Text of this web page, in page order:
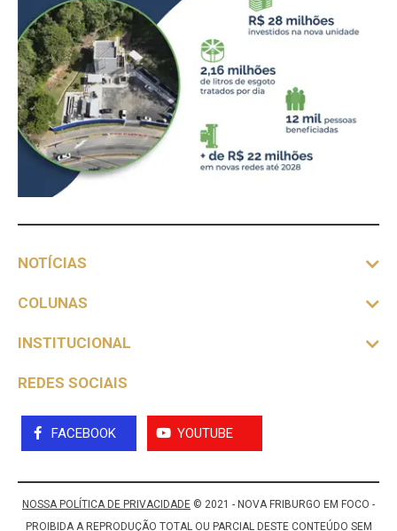
NOTÍCIAS
COLUNAS
INSTITUCIONAL
REDES SOCIAIS
FACEBOOK YOUTUBE
NOSSA POLÍTICA DE PRIVACIDADE © 2021 - NOVA FRIBURGO EM FOCO -
PROIBIDA A REPRODUÇÃO TOTAL OU PARCIAL DESTE CONTEÚDO SEM